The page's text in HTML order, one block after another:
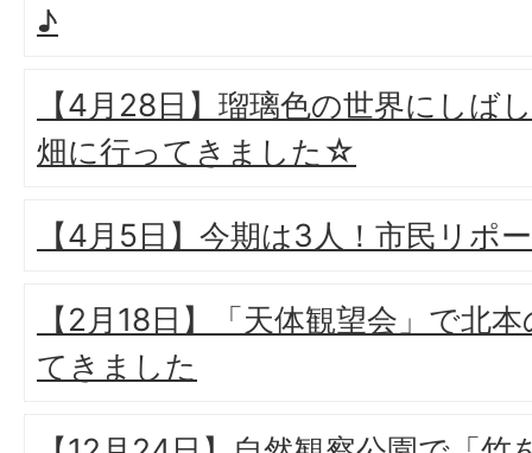
♪
【4月28日】瑠璃色の世界にしば
畑に行ってきました☆
【4月5日】今期は3人！市民リポ
【2月18日】「天体観望会」で北
てきました